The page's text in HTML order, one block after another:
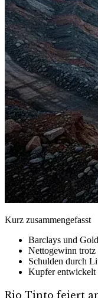
Kurz zusammengefasst
Barclays und
Nettogewinn trotz
Schulden durch
Kupfer entwickelt
Rio Tinto feiert